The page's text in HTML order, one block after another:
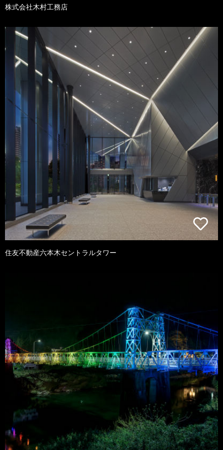
株式会社木村工務店
住友不動産六本木セントラルタワー